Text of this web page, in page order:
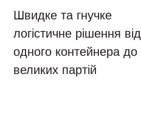
Швидке та гнучке
логістичне рішення від
одного контейнера до
великих партій